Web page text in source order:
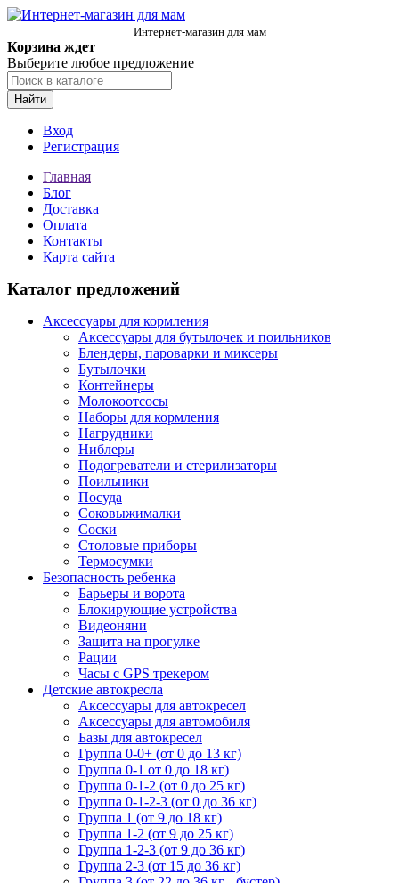
Интернет-магазин для мам
Корзина ждет
Выберите любое предложение
Найти
Вход
Регистрация
Главная
Блог
Доставка
Оплата
Контакты
Карта сайта
Каталог предложений
Аксессуары для кормления
Аксессуары для бутылочек и поильников
Блендеры, пароварки и миксеры
Бутылочки
Контейнеры
Молокоотсосы
Наборы для кормления
Нагрудники
Ниблеры
Подогреватели и стерилизаторы
Поильники
Посуда
Соковыжималки
Соски
Столовые приборы
Термосумки
Безопасность ребенка
Барьеры и ворота
Блокирующие устройства
Видеоняни
Защита на прогулке
Рации
Часы с GPS трекером
Детские автокресла
Аксессуары для автокресел
Аксессуары для автомобиля
Базы для автокресел
Группа 0-0+ (от 0 до 13 кг)
Группа 0-1 от 0 до 18 кг)
Группа 0-1-2 (от 0 до 25 кг)
Группа 0-1-2-3 (от 0 до 36 кг)
Группа 1 (от 9 до 18 кг)
Группа 1-2 (от 9 до 25 кг)
Группа 1-2-3 (от 9 до 36 кг)
Группа 2-3 (от 15 до 36 кг)